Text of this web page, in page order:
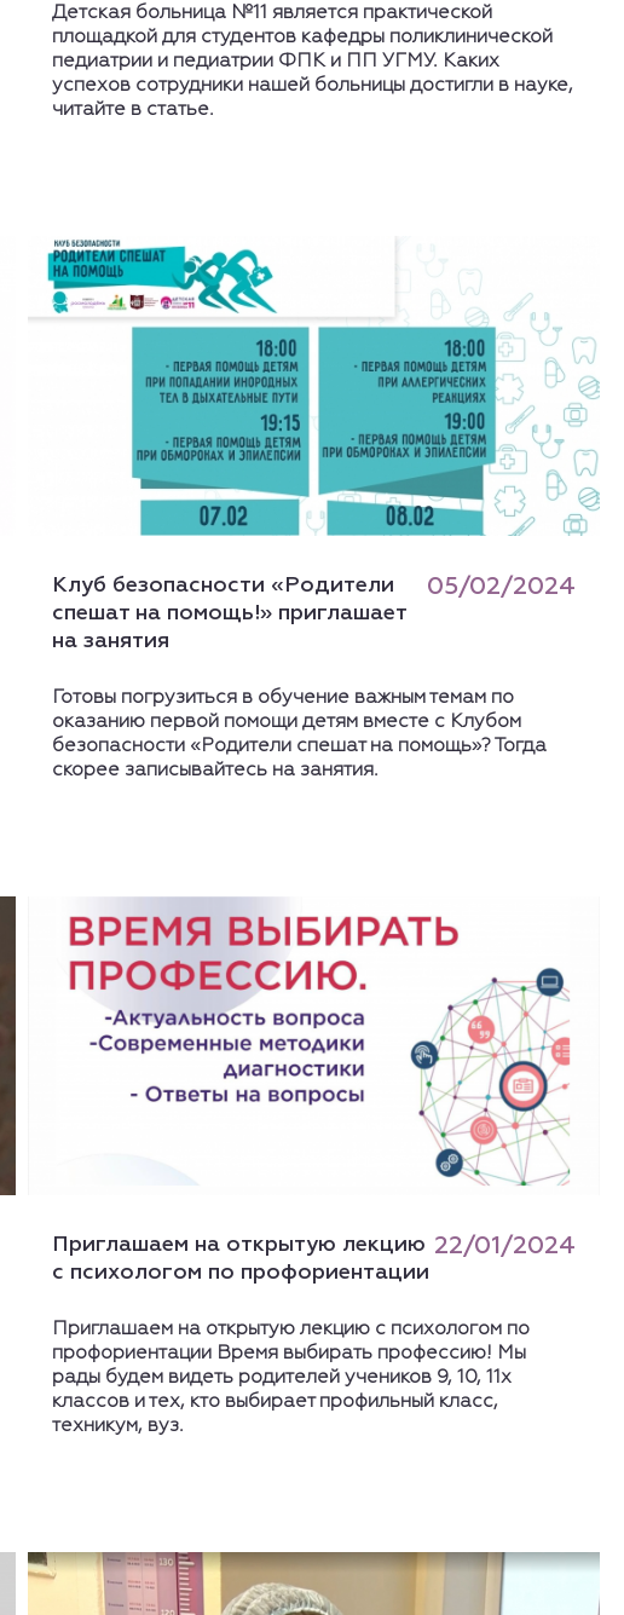
Детская больница №11 является практической
площадкой для студентов кафедры поликлинической
педиатрии и педиатрии ФПК и ПП УГМУ. Каких
успехов сотрудники нашей больницы достигли в науке,
читайте в статье.
Клуб безопасности «Родители
спешат на помощь!» приглашает
на занятия
05/02/2024
Готовы погрузиться в обучение важным темам по
оказанию первой помощи детям вместе с Клубом
безопасности «Родители спешат на помощь»? Тогда
скорее записывайтесь на занятия.
Приглашаем на открытую лекцию
с психологом по профориентации
22/01/2024
Приглашаем на открытую лекцию с психологом по
профориентации Время выбирать профессию! Мы
рады будем видеть родителей учеников 9, 10, 11х
классов и тех, кто выбирает профильный класс,
техникум, вуз.